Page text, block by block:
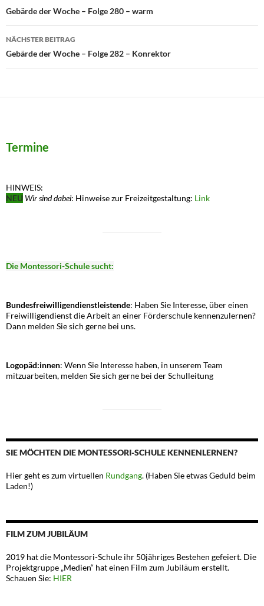
Gebärde der Woche – Folge 280 – warm
NÄCHSTER BEITRAG
Gebärde der Woche – Folge 282 – Konrektor
Termine
HINWEIS:
NEU Wir sind dabei: Hinweise zur Freizeitgestaltung: Link
Die Montessori-Schule sucht:
Bundesfreiwilligendienstleistende: Haben Sie Interesse, über einen
Freiwilligendienst die Arbeit an einer Förderschule kennenzulernen?
Dann melden Sie sich gerne bei uns.
Logopäd:innen: Wenn Sie Interesse haben, in unserem Team
mitzuarbeiten, melden Sie sich gerne bei der Schulleitung
SIE MÖCHTEN DIE MONTESSORI-SCHULE KENNENLERNEN?
Hier geht es zum virtuellen Rundgang. (Haben Sie etwas Geduld beim
Laden!)
FILM ZUM JUBILÄUM
2019 hat die Montessori-Schule ihr 50jähriges Bestehen gefeiert. Die
Projektgruppe „Medien“ hat einen Film zum Jubiläum erstellt.
Schauen Sie: HIER